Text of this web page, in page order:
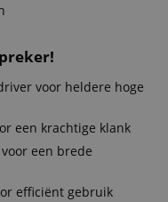
voor heldere hoge
een krachtige klank
een brede
efficiënt gebruik